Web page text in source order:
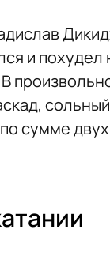
и похудел
сумме